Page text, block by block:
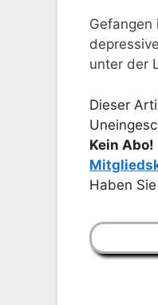
Gefangen
unter der
Dieser
Kein Abo!
Haben